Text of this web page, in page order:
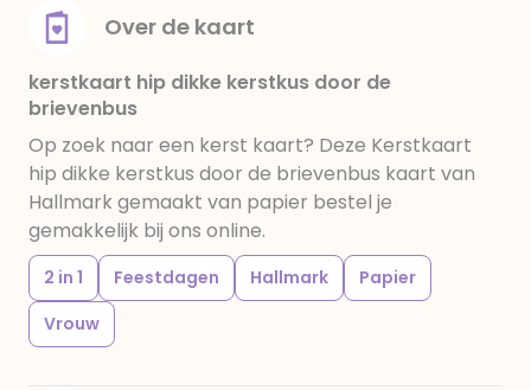
Over de kaart
kerstkaart hip dikke kerstkus door de
brievenbus
Op zoek naar een kerst kaart? Deze Kerstkaart
hip dikke kerstkus door de brievenbus kaart van
Hallmark gemaakt van papier bestel je
gemakkelijk bij ons online.
2 in 1 Feestdagen Hallmark
Papier
Vrouw